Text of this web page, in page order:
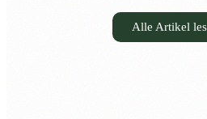
Alle Artikel